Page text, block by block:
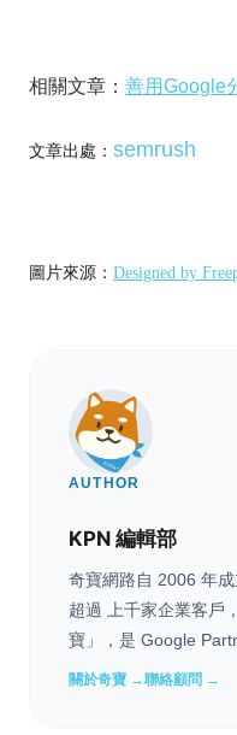
相關文章： 善用Google
文章出處： semrush
圖片來源： Designed by
AUTHOR
KPN 編輯部
奇寶網路自 2006 年
超過 上千家企業客戶
寶」，是 Google
關於奇寶 →聯絡顧問 →